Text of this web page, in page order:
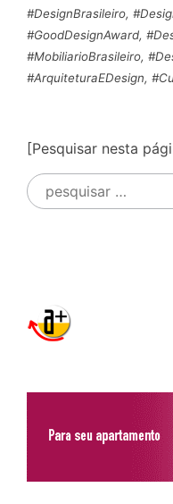
#DesignBrasileiro,
#GoodDesignAward,
#MobiliarioBrasileiro,
#ArquiteturaEDesign,
[Pesquisar nesta
Pesquisar
por: